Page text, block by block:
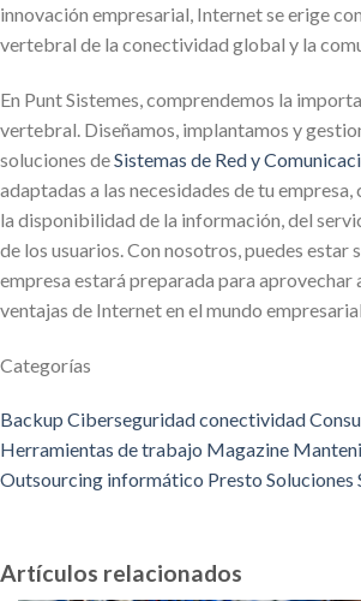
innovación empresarial, Internet se erige
vertebral de la conectividad global y la
En Punt Sistemes, comprendemos la
vertebral. Diseñamos, implantamos y
soluciones deSistemas de Red y
adaptadas a las necesidades de tu
la disponibilidad de la información, del
de los usuarios. Con nosotros, puedes estar
empresa estará preparada para aprovechar
ventajas de Internet en el mundo
Categorías
Backup Ciberseguridadconectividad
Herramientas de trabajo Magazine
Outsourcing informático Presto Soluciones
Artículos relacionados